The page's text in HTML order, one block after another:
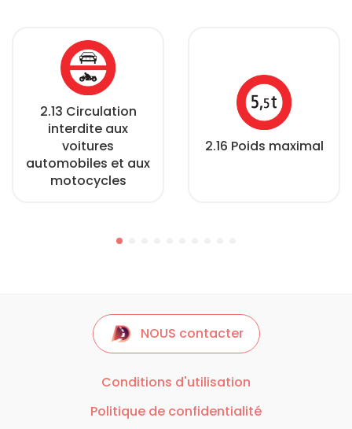
2.13 Circulation
interdite aux
voitures
automobiles et aux
motocycles
2.16 Poids maximal
NOUS contacter
Conditions d'utilisation
Politique de confidentialité